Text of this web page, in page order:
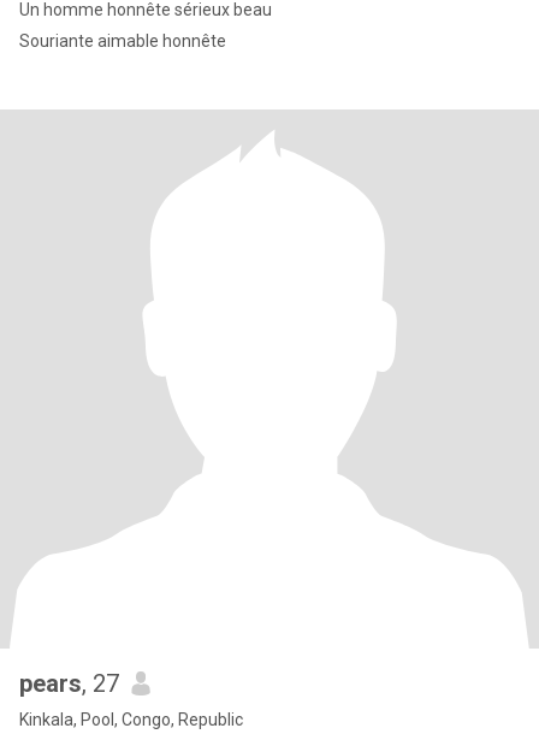
Un homme honnête sérieux beau
Souriante aimable honnête
pears, 27
Kinkala, Pool, Congo, Republic